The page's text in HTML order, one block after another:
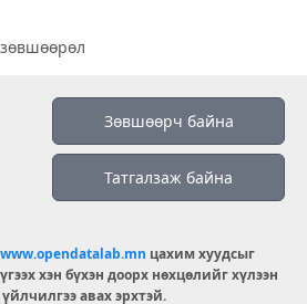
LAB MONGOLIA.
Зөвшөөрч байна
Татгалзаж байна
www.opendatalab.mn цахим хуудсыг
хэн бүхэн доорх нөхцөлийг хүлээн
авах эрхтэй.